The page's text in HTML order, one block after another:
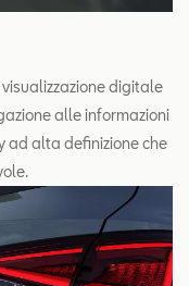
visualizzazione digitale
alle informazioni
ad alta definizione che